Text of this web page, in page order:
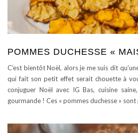
POMMES DUCHESSE «
C’est bientôt Noël, alors je me suis dit
qui fait son petit effet serait chouette à
conjuguer Noël avec IG Bas, cuisine
gourmande ! Ces « pommes duchesse »